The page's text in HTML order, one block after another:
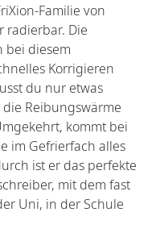
Familie von
radierbar. Die
bei diesem
Korrigieren
du nur etwas
Reibungswärme
kommt bei
im Gefrierfach alles
ist er das perfekte
mit dem fast
Uni, in der Schule